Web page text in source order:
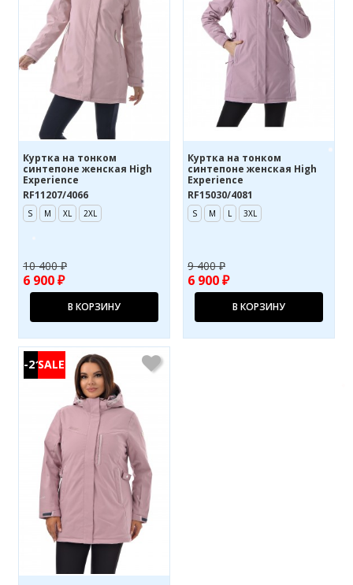
Куртка на тонком
синтепоне женская High
Experience
RF11207/4066
S M XL 2XL
10 400 ₽
6 900 ₽
В КОРЗИНУ
Куртка на тонком
синтепоне женская High
Experience
RF15030/4081
S M L 3XL
9 400 ₽
6 900 ₽
В КОРЗИНУ
-21%